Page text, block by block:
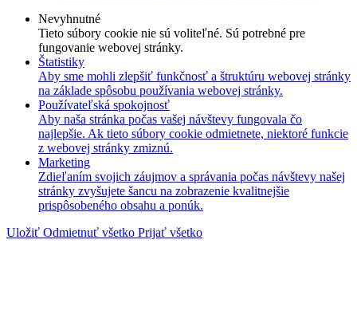
Nevyhnutné
Tieto súbory cookie nie sú voliteľné. Sú potrebné pre
fungovanie webovej stránky.
Štatistiky
Aby sme mohli zlepšiť funkčnosť a štruktúru webovej stránky
na základe spôsobu používania webovej stránky.
Používateľská spokojnosť
Aby naša stránka počas vašej návštevy fungovala čo
najlepšie. Ak tieto súbory cookie odmietnete, niektoré funkcie
z webovej stránky zmiznú.
Marketing
Zdieľaním svojich záujmov a správania počas návštevy našej
stránky zvyšujete šancu na zobrazenie kvalitnejšie
prispôsobeného obsahu a ponúk.
Uložiť Odmietnuť všetko Prijať všetko